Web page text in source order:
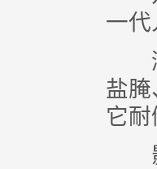
一
潮
盐
它
影